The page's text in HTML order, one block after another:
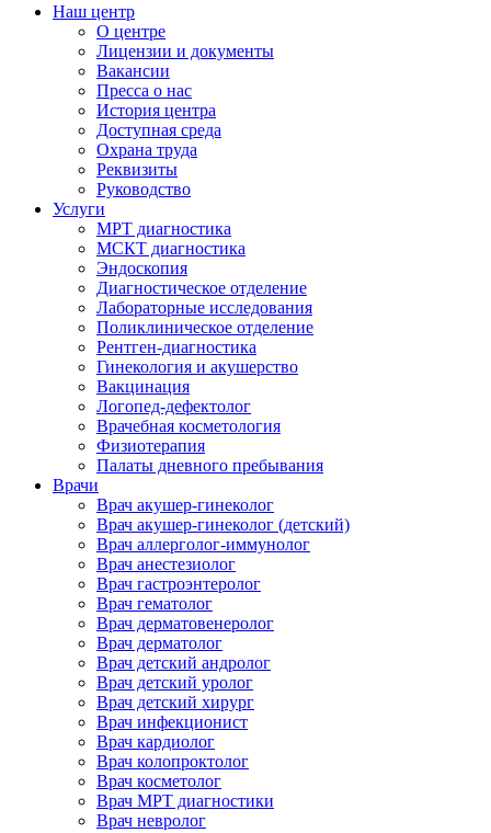
Наш центр
О центре
Лицензии и документы
Вакансии
Пресса о нас
История центра
Доступная среда
Охрана труда
Реквизиты
Руководство
Услуги
МРТ диагностика
МСКТ диагностика
Эндоскопия
Диагностическое отделение
Лабораторные исследования
Поликлиническое отделение
Рентген-диагностика
Гинекология и акушерство
Вакцинация
Логопед-дефектолог
Врачебная косметология
Физиотерапия
Палаты дневного пребывания
Врачи
Врач акушер-гинеколог
Врач акушер-гинеколог (детский)
Врач аллерголог-иммунолог
Врач анестезиолог
Врач гастроэнтеролог
Врач гематолог
Врач дерматовенеролог
Врач дерматолог
Врач детский андролог
Врач детский уролог
Врач детский хирург
Врач инфекционист
Врач кардиолог
Врач колопроктолог
Врач косметолог
Врач МРТ диагностики
Врач невролог